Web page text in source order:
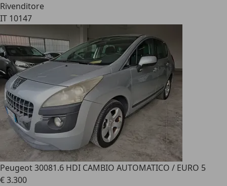
Rivenditore
IT 10147
Peugeot 30081.6 HDI CAMBIO AUTOMATICO / EURO 5
€ 3.300